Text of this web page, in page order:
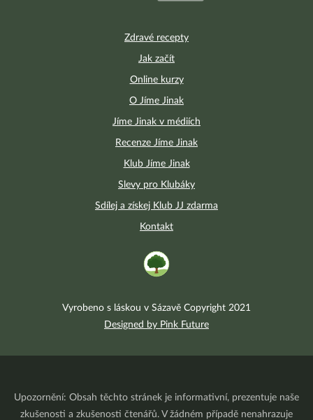
Zdravé recepty
Jak začít
Online kurzy
O Jíme Jinak
Jíme Jinak v médiích
Recenze Jíme Jinak
Klub Jíme Jinak
Slevy pro Klubáky
Sdílej a získej Klub JJ zdarma
Kontakt
Vyrobeno s láskou v Sázavě Copyright 2021
Designed by Pink Future
Upozornění: Obsah těchto stránek je informativní, prezentuje naše
zkušenosti a zkušenosti čtenářů. V žádném případě nenahrazuje